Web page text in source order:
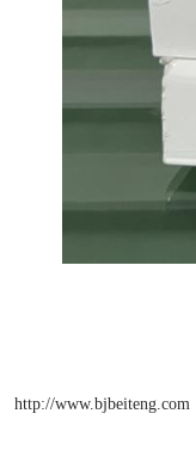
http://www.bjbeiteng.com